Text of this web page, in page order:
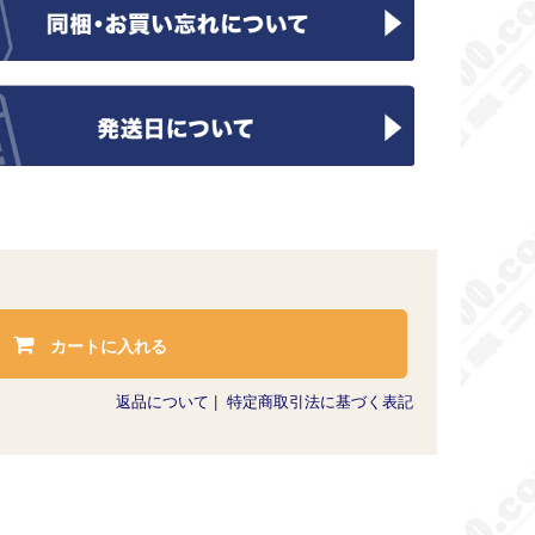
カートに入れる
返品について 特定商取引法に基づく表記